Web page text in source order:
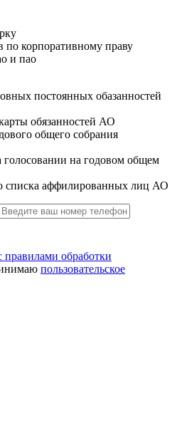
по корпоративному праву
и пао
постоянных обазанностей
обязанностей АО
общего собрания
на годовом общем
списка аффилированных лиц АО
правилами обработки
пользовательское